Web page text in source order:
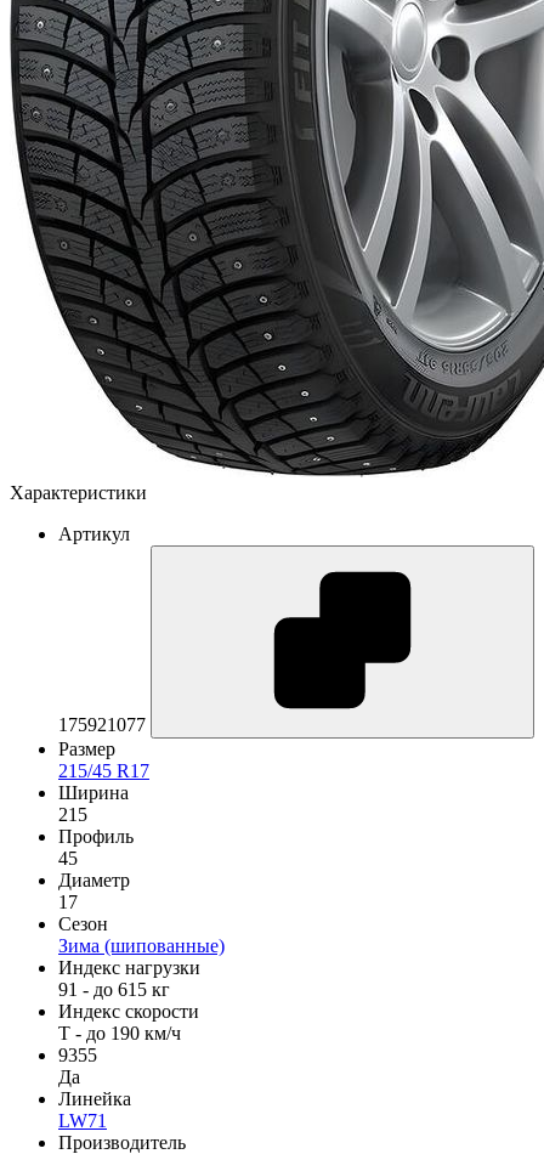
Характеристики
Артикул
175921077
Размер
215/45 R17
Ширина
215
Профиль
45
Диаметр
17
Сезон
Зима (шипованные)
Индекс нагрузки
91 - до 615 кг
Индекс скорости
T - до 190 км/ч
9355
Да
Линейка
LW71
Производитель